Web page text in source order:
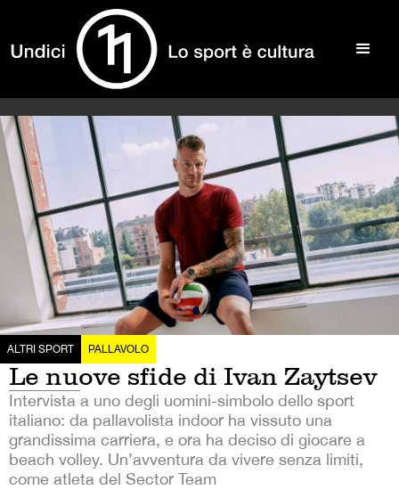
ALTRI SPORT PALLAVOLO
Le nuove sfide di Ivan Zaytsev
Intervista a uno degli uomini-simbolo dello sport
italiano: da pallavolista indoor ha vissuto una
grandissima carriera, e ora ha deciso di giocare a
beach volley. Un’avventura da vivere senza limiti,
come atleta del Sector Team